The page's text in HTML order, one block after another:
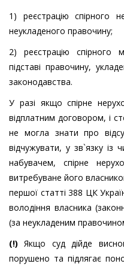
1) реєстрацію спірного
неукладеного правочину;
2) реєстрацію
підставі правочину,
законодавства.
У разі якщо спірне
відплатним договором, і
не могла знати про
відчужувати, у зв`язку із
набувачем, спірне
витребуване його
першої статті 388 ЦК
володіння власника
(за неукладеним
(!) Якщо суд дійде
порушено та підлягає